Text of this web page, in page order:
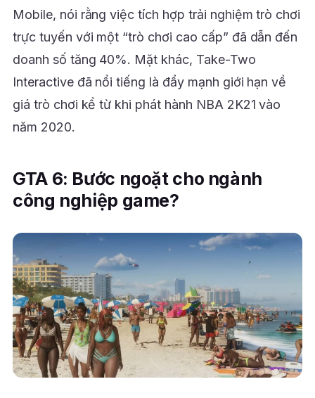
Mobile, nói rằng việc tích hợp trải nghiệm trò chơi
trực tuyến với một “trò chơi cao cấp” đã dẫn đến
doanh số tăng 40%. Mặt khác, Take-Two
Interactive đã nổi tiếng là đẩy mạnh giới hạn về
giá trò chơi kể từ khi phát hành NBA 2K21 vào
năm 2020.
GTA 6: Bước ngoặt cho ngành
công nghiệp game?